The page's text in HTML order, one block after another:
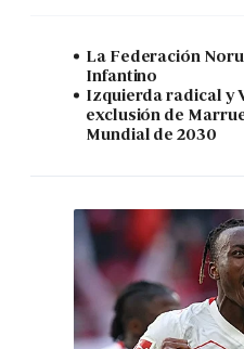
La Federación
Infantino
Izquierda radical y
exclusión de
Mundial de 2030